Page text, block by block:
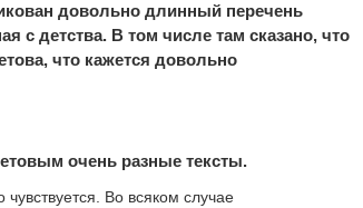
довольно длинный перечень
с детства. В том числе там сказано, что
что кажется довольно
очень разные тексты.
Во всяком случае